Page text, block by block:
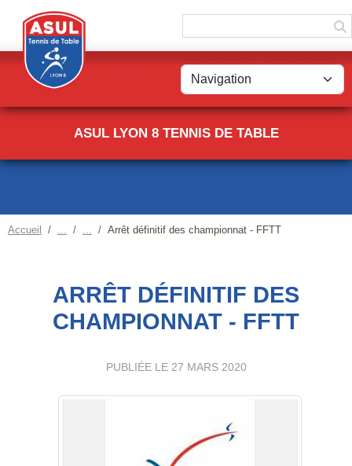
ASUL LYON 8 TENNIS DE TABLE
Accueil Arrêt définitif des championnat - FFTT
ARRÊT DÉFINITIF DES
CHAMPIONNAT - FFTT
PUBLIÉE LE 27 MARS 2020
Panneau de gestion des cookies